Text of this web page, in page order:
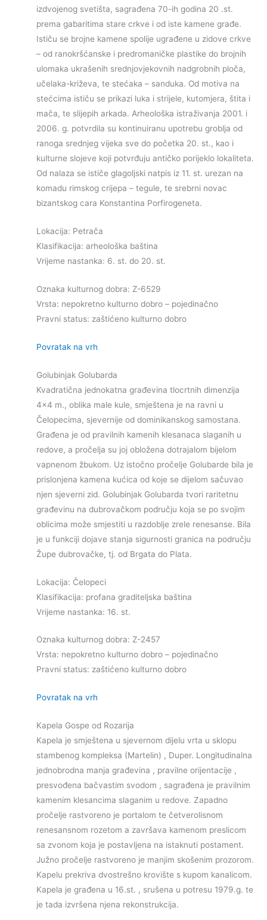
izdvojenog svetišta, sagrađena 70-ih godina 20 .st.
prema gabaritima stare crkve i od iste kamene građe.
Ističu se brojne kamene spolije ugrađene u zidove crkve
– od ranokršćanske i predromaničke plastike do brojnih
ulomaka ukrašenih srednjovjekovnih nadgrobnih ploča,
učelaka-križeva, te stećaka – sanduka. Od motiva na
stećcima ističu se prikazi luka i strijele, kutomjera, štita i
mača, te slijepih arkada. Arheološka istraživanja 2001. i
2006. g. potvrdila su kontinuiranu upotrebu groblja od
ranoga srednjeg vijeka sve do početka 20. st., kao i
kulturne slojeve koji potvrđuju antičko porijeklo lokaliteta.
Od nalaza se ističe glagoljski natpis iz 11. st. urezan na
komadu rimskog crijepa – tegule, te srebrni novac
bizantskog cara Konstantina Porfirogeneta.
Lokacija: Petrača
Klasifikacija: arheološka baština
Vrijeme nastanka: 6. st. do 20. st.
Oznaka kulturnog dobra: Z-6529
Vrsta: nepokretno kulturno dobro – pojedinačno
Pravni status: zaštićeno kulturno dobro
Povratak na vrh
Golubinjak Golubarda
Kvadratična jednokatna građevina tlocrtnih dimenzija
4×4 m., oblika male kule, smještena je na ravni u
Čelopecima, sjevernije od dominikanskog samostana.
Građena je od pravilnih kamenih klesanaca slaganih u
redove, a pročelja su joj obložena dotrajalom bijelom
vapnenom žbukom. Uz istočno pročelje Golubarde bila je
prislonjena kamena kućica od koje se dijelom sačuvao
njen sjeverni zid. Golubinjak Golubarda tvori raritetnu
građevinu na dubrovačkom području koja se po svojim
oblicima može smjestiti u razdoblje zrele renesanse. Bila
je u funkciji dojave stanja sigurnosti granica na području
Župe dubrovačke, tj. od Brgata do Plata.
Lokacija: Čelopeci
Klasifikacija: profana graditeljska baština
Vrijeme nastanka: 16. st.
Oznaka kulturnog dobra: Z-2457
Vrsta: nepokretno kulturno dobro – pojedinačno
Pravni status: zaštićeno kulturno dobro
Povratak na vrh
Kapela Gospe od Rozarija
Kapela je smještena u sjevernom dijelu vrta u sklopu
stambenog kompleksa (Martelin) , Duper. Longitudinalna
jednobrodna manja građevina , pravilne orijentacije ,
presvođena bačvastim svodom , sagrađena je pravilnim
kamenim klesancima slaganim u redove. Zapadno
pročelje rastvoreno je portalom te četverolisnom
renesansnom rozetom a završava kamenom preslicom
sa zvonom koja je postavljena na istaknuti postament.
Južno pročelje rastvoreno je manjim skošenim prozorom.
Kapelu prekriva dvostrešno krovište s kupom kanalicom.
Kapela je građena u 16.st. , srušena u potresu 1979.g. te
je tada izvršena njena rekonstrukcija.